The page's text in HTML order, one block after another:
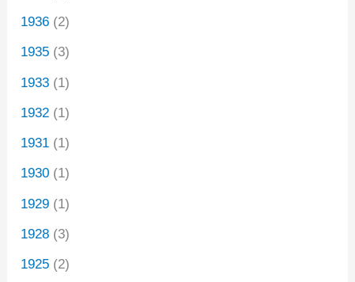
1936 (2)
1935 (3)
1933 (1)
1932 (1)
1931 (1)
1930 (1)
1929 (1)
1928 (3)
1925 (2)